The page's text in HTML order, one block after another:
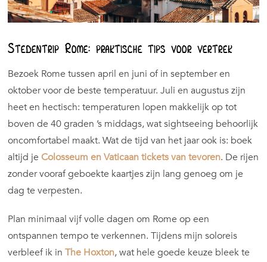
Stedentrip Rome: praktische tips voor vertrek
Bezoek Rome tussen april en juni of in september en
oktober voor de beste temperatuur. Juli en augustus zijn
heet en hectisch: temperaturen lopen makkelijk op tot
boven de 40 graden ’s middags, wat sightseeing behoorlijk
oncomfortabel maakt. Wat de tijd van het jaar ook is: boek
altijd jeColosseum en Vaticaan tickets van tevoren. De rijen
zonder vooraf geboekte kaartjes zijn lang genoeg om je
dag te verpesten.
Plan minimaal vijf volle dagen om Rome op een
ontspannen tempo te verkennen. Tijdens mijn soloreis
verbleef ik inThe Hoxton, wat hele goede keuze bleek te